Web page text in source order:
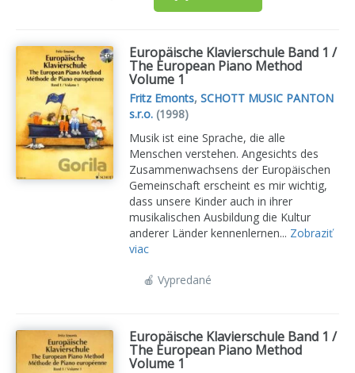
Europäische Klavierschule Band 1 /
The European Piano Method
Volume 1
Fritz Emonts, SCHOTT MUSIC PANTON
s.r.o.(1998)
Musik ist eine Sprache, die alle
Menschen verstehen. Angesichts des
Zusammenwachsens der Europäischen
Gemeinschaft erscheint es mir wichtig,
dass unsere Kinder auch in ihrer
musikalischen Ausbildung die Kultur
anderer Länder kennenlernen... Zobraziť
viac
🍎 Vypredané
Europäische Klavierschule Band 1 /
The European Piano Method
Volume 1